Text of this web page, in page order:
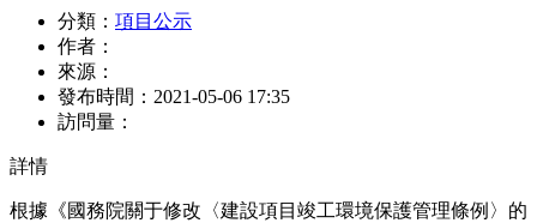
分類： 項目公示
作者：
來源：
發布時間： 2021-05-06 17:35
訪問量：
詳情
根據《國務院關于修改〈建設項目竣工環境保護管理條例〉的